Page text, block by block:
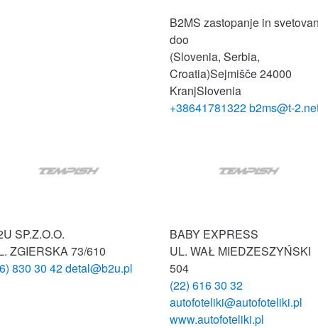
B2MS zastopanje in
doo
(Slovenia, Serbia,
Croatia)Sejmišče 24000
KranjSlovenia
+38641781322b2ms@t-
SP.Z.O.O.
ZGIERSKA 73/610
830 30 42detal@b2u.pl
BABY EXPRESS
UL. WAŁ MIEDZESZYŃSKI
504
(22) 616 30 32
autofoteliki@autofoteliki.pl
www.autofoteliki.pl